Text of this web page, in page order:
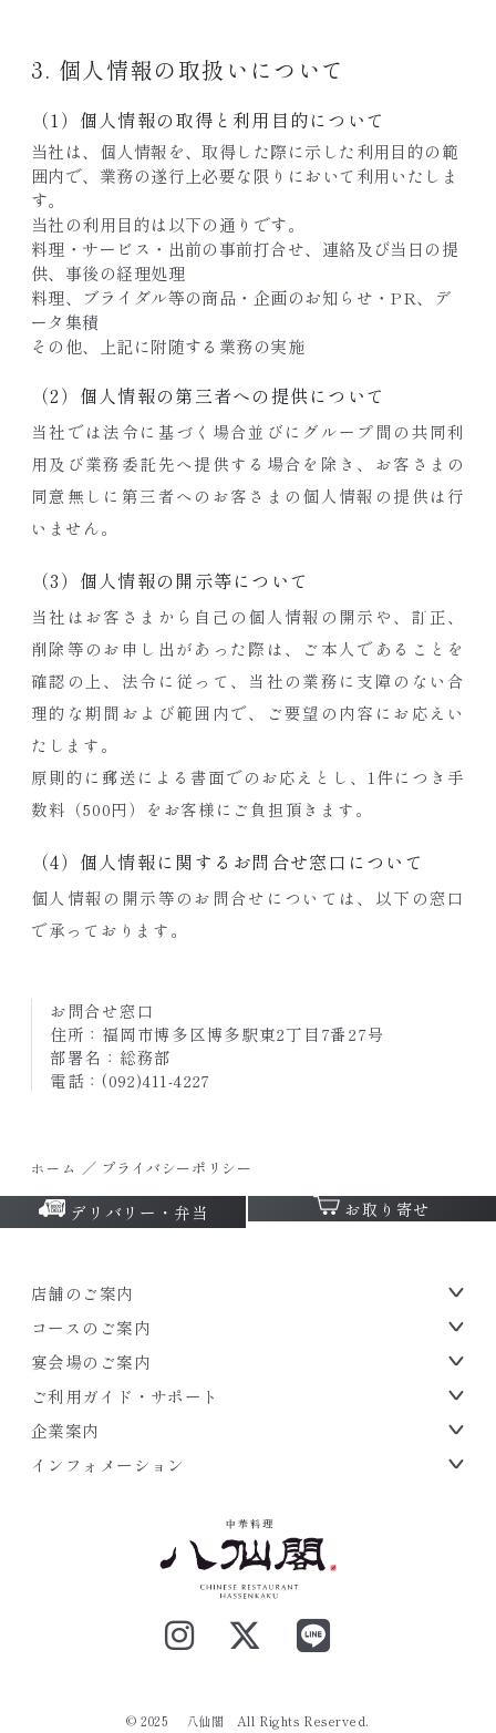
3. 個人情報の取扱いについて
（1）個人情報の取得と利用目的について
当社は、個人情報を、取得した際に示した利用目的の範
囲内で、業務の遂行上必要な限りにおいて利用いたしま
す。
当社の利用目的は以下の通りです。
料理・サービス・出前の事前打合せ、連絡及び当日の提
供、事後の経理処理
料理、ブライダル等の商品・企画のお知らせ・PR、デ
ータ集積
その他、上記に附随する業務の実施
（2）個人情報の第三者への提供について
当社では法令に基づく場合並びにグループ間の共同利
用及び業務委託先へ提供する場合を除き、お客さまの
同意無しに第三者へのお客さまの個人情報の提供は行
いません。
（3）個人情報の開示等について
当社はお客さまから自己の個人情報の開示や、訂正、
削除等のお申し出があった際は、ご本人であることを
確認の上、法令に従って、当社の業務に支障のない合
理的な期間および範囲内で、ご要望の内容にお応えい
たします。
原則的に郵送による書面でのお応えとし、1件につき手
数料（500円）をお客様にご負担頂きます。
（4）個人情報に関するお問合せ窓口について
個人情報の開示等のお問合せについては、以下の窓口
で承っております。
お問合せ窓口
住所：福岡市博多区博多駅東2丁目7番27号
部署名：総務部
電話：(092)411-4227
ホーム ／ プライバシーポリシー
デリバリー・弁当 お取り寄せ
店舗のご案内
コースのご案内
宴会場のご案内
ご利用ガイド・サポート
企業案内
インフォメーション
© 2025 八仙閣 All Rights Reserved.